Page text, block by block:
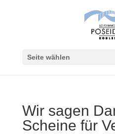
Seite wählen
Wir sagen
Scheine für